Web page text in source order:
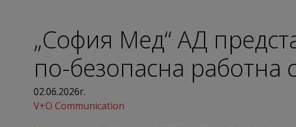
„София Мед“ АД
по-безопасна работна
02.06.2026г.
V+O Communication